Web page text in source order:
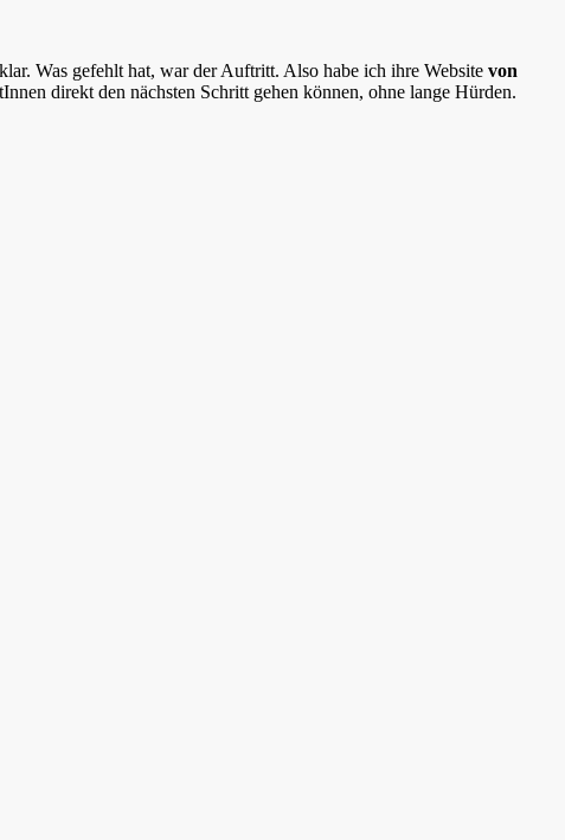
Was gefehlt hat, war der Auftritt. Also habe ich ihre Website von
direkt den nächsten Schritt gehen können, ohne lange Hürden.